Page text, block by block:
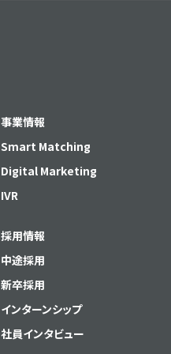
事業情報
Smart Matching
Digital Marketing
IVR
採用情報
中途採用
新卒採用
インターンシップ
社員インタビュー